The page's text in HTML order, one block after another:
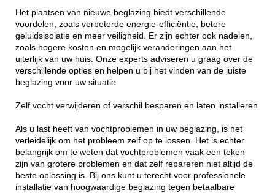
Het plaatsen van nieuwe beglazing biedt verschillende
voordelen, zoals verbeterde energie-efficiëntie, betere
geluidsisolatie en meer veiligheid. Er zijn echter ook nadelen,
zoals hogere kosten en mogelijk veranderingen aan het
uiterlijk van uw huis. Onze experts adviseren u graag over de
verschillende opties en helpen u bij het vinden van de juiste
beglazing voor uw situatie.
Zelf vocht verwijderen of verschil besparen en laten installeren
Als u last heeft van vochtproblemen in uw beglazing, is het
verleidelijk om het probleem zelf op te lossen. Het is echter
belangrijk om te weten dat vochtproblemen vaak een teken
zijn van grotere problemen en dat zelf repareren niet altijd de
beste oplossing is. Bij ons kunt u terecht voor professionele
installatie van hoogwaardige beglazing tegen betaalbare